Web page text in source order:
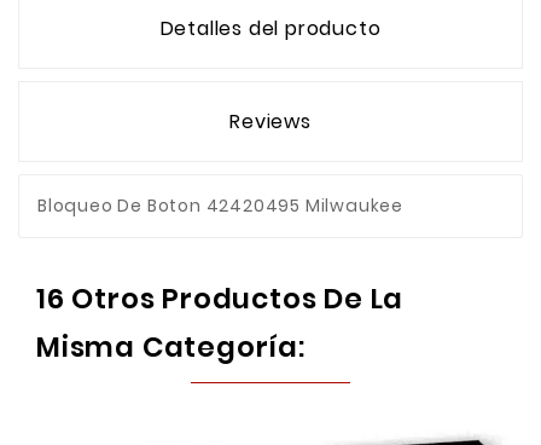
Detalles del producto
Reviews
Bloqueo De Boton 42420495 Milwaukee
16 Otros Productos De La
Misma Categoría: